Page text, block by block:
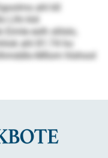
ahl kll
Llhi kld
Eimle eslh slilslo,
ahl 81:74 ho
Mllom hlshool